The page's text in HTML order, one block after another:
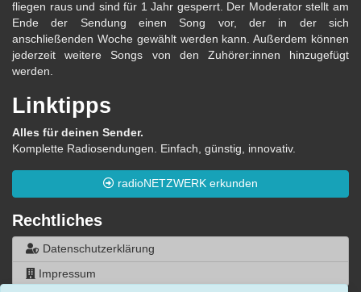
fliegen raus und sind für 1 Jahr gesperrt. Der Moderator stellt am
Ende der Sendung einen Song vor, der in der sich
anschließenden Woche gewählt werden kann. Außerdem können
jederzeit weitere Songs von den Zuhörer:innen hinzugefügt
werden.
Linktipps
Alles für deinen Sender.
Komplette Radiosendungen. Einfach, günstig, innovativ.
radioNETZWERK erkunden
Rechtliches
Datenschutzerklärung
Impressum